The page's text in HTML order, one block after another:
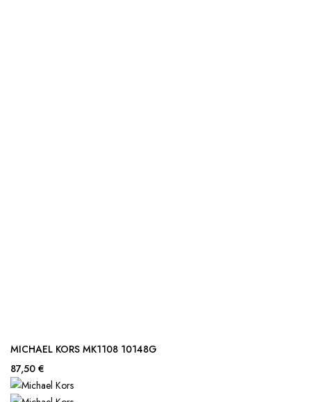
MICHAEL KORS MK1108 10148G
87,50 €